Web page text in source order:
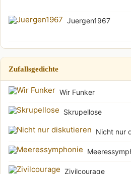
Juergen1967
Zufallsgedichte
Wir Funker
Skrupellose
Nicht nur
Zivilcourage